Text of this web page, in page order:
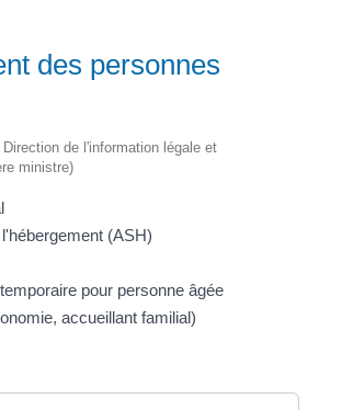
des personnes
de l'information légale et
ministre)
(ASH)
pour personne âgée
accueillant familial)